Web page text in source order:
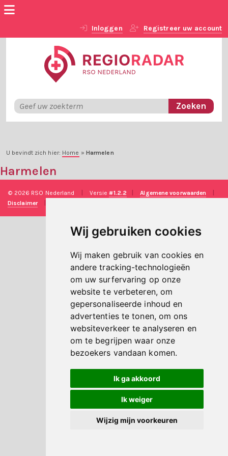
Wij gebruiken cookies
Wij maken gebruik van cookies en
andere tracking-technologieën
om uw surfervaring op onze
website te verbeteren, om
gepersonaliseerde inhoud en
advertenties te tonen, om ons
websiteverkeer te analyseren en
om te begrijpen waar onze
bezoekers vandaan komen.
Ik ga akkoord
Ik weiger
Wijzig mijn voorkeuren
Inloggen Registreer uw account
U bevindt zich hier: Home » Harmelen
Harmelen
© 2026 RSO Nederland Versie#1.2.2 Algemene voorwaarden
Disclaimer